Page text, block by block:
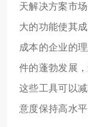
天解决方案市
大的功能使其
成本的企业的
件的蓬勃发展
这些工具可以
意度保持高水平